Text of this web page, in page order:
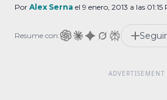
tuvo la misma idea y tomó
comenzando. Ambas con
pixeles de resolución, […]
Por Alex Serna el 9 enero, 2013 a las 01:15
Resume con: